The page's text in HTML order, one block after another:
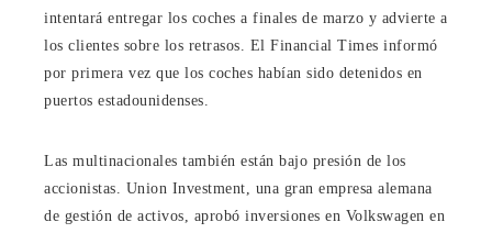
intentará entregar los coches a finales de marzo y advierte a
los clientes sobre los retrasos. El Financial Times informó
por primera vez que los coches habían sido detenidos en
puertos estadounidenses.
Las multinacionales también están bajo presión de los
accionistas. Union Investment, una gran empresa alemana
de gestión de activos, aprobó inversiones en Volkswagen en